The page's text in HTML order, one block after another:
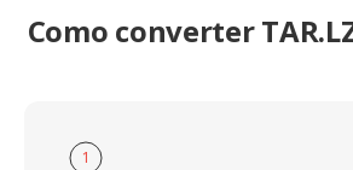
Como converter
1